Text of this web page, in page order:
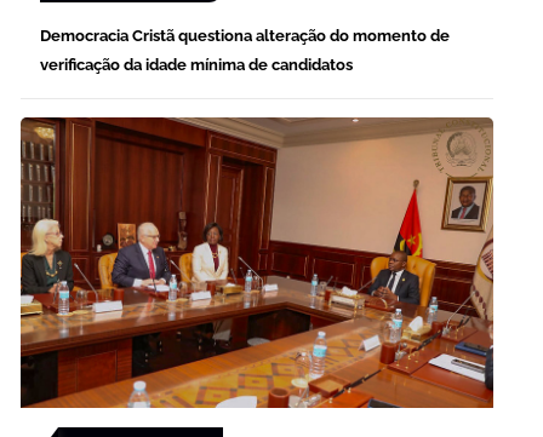
Democracia Cristã questiona alteração do momento de
verificação da idade mínima de candidatos